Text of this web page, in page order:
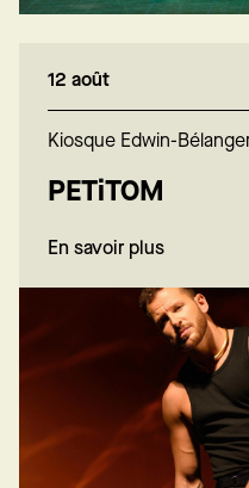
12 août
Kiosque Edwin-
PETiTOM
En savoir plus